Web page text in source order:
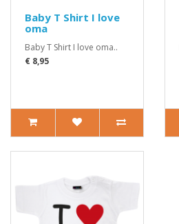
Baby T Shirt I love
oma
Baby T Shirt I love oma..
€ 8,95